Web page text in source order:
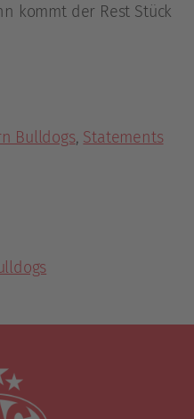
kommt der Rest Stück
Bulldogs, Statements